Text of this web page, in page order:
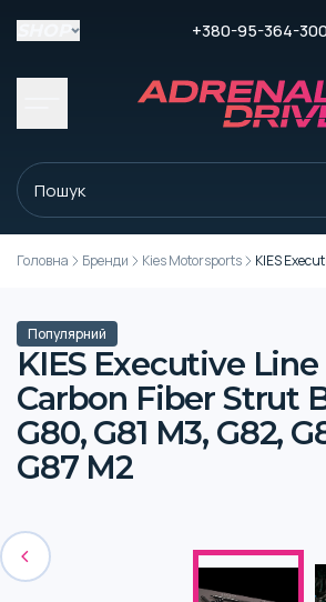
+380-95-364-
Головна Бренди Kies Motorsports KIES
Популярний
KIES Executive Line
Carbon Fiber Strut
G80, G81 M3, G82,
G87 M2